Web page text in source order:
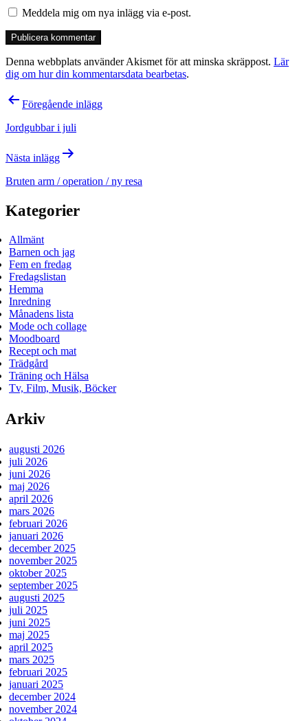
Meddela mig om nya inlägg via e-post.
Denna webbplats använder Akismet för att minska skräppost. Lär
dig om hur din kommentarsdata bearbetas.
Inläggsnavigering
Föregående inlägg
Jordgubbar i juli
Nästa inlägg
Bruten arm / operation / ny resa
Kategorier
Allmänt
Barnen och jag
Fem en fredag
Fredagslistan
Hemma
Inredning
Månadens lista
Mode och collage
Moodboard
Recept och mat
Trädgård
Träning och Hälsa
Tv, Film, Musik, Böcker
Arkiv
augusti 2026
juli 2026
juni 2026
maj 2026
april 2026
mars 2026
februari 2026
januari 2026
december 2025
november 2025
oktober 2025
september 2025
augusti 2025
juli 2025
juni 2025
maj 2025
april 2025
mars 2025
februari 2025
januari 2025
december 2024
november 2024